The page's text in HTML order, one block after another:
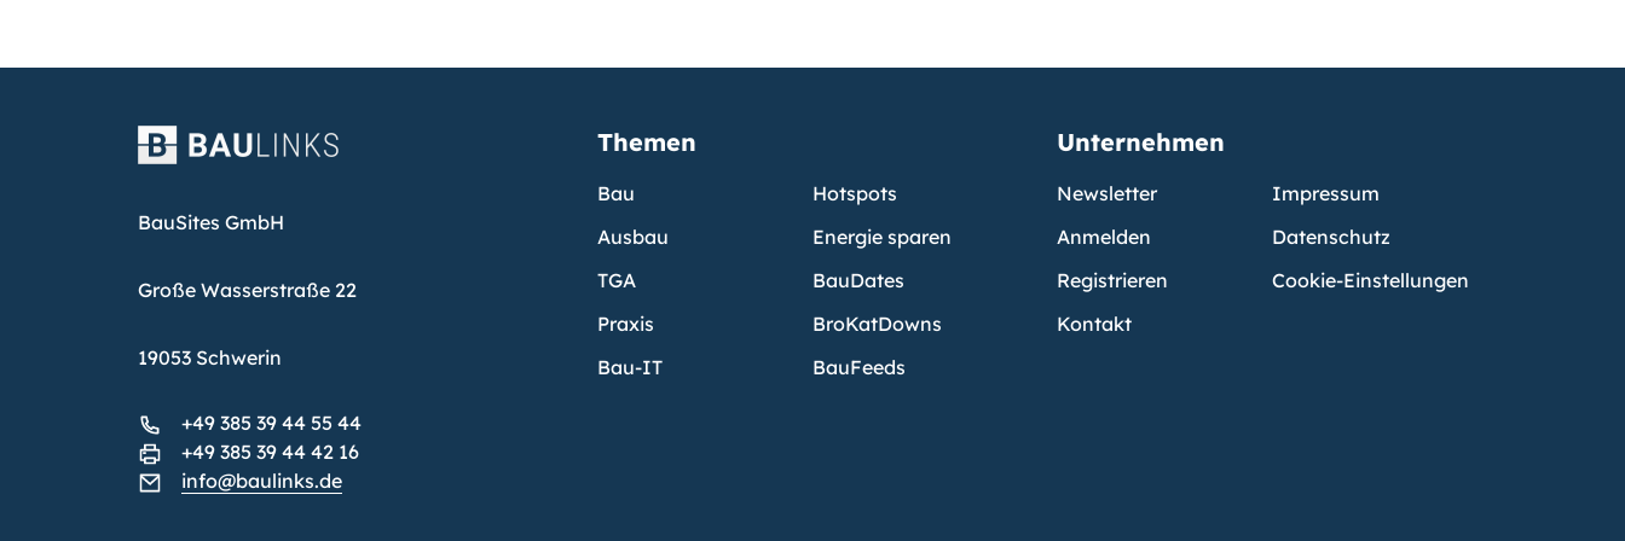
BauSites GmbH
Große Wasserstraße 22
19053 Schwerin
+49 385 39 44 55 44
+49 385 39 44 42 16
info@baulinks.de
Themen
Bau
Ausbau
TGA
Praxis
Bau-IT
Hotspots
Energie sparen
BauDates
BroKatDowns
BauFeeds
Unternehmen
Newsletter
Anmelden
Registrieren
Kontakt
Impressum
Datenschutz
Cookie-Einstellungen